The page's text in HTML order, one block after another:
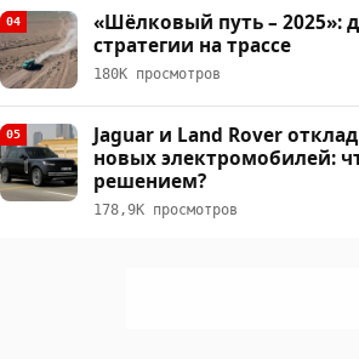
04
«Шёлковый путь – 2025»:
стратегии на трассе
180К просмотров
05
Jaguar и Land Rover
новых электромобилей:
решением?
178,9К просмотров